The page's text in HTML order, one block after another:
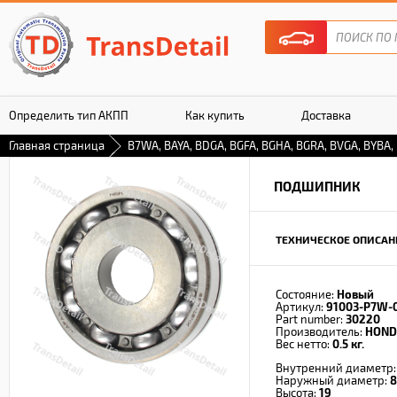
Определить тип АКПП Как купить Доставка
Гарантия
Главная страница B7WA, BAYA, BDGA, BGFA, BGHA, BGRA, BVGA,
ПОДШИПНИК
ТЕХНИЧЕСКОЕ
Состояние: Новый
Артикул: 91003-P7W-
Part number: 30220
Производитель:
Вес нетто: 0.5 кг.
Внутренний
Наружный диаметр:
Высота: 19